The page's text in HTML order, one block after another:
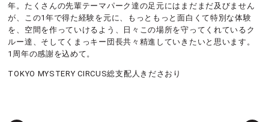
年。たくさんの先輩テーマパーク達の足元にはまだまだ及びません
が、この1年で得た経験を元に、もっともっと面白くて特別な体験
を、空間を作っていけるよう、日々この場所を守ってくれているク
ルー達、そしてくまっキー団長共々精進していきたいと思います。
1周年の感謝を込めて。
TOKYO MYSTERY CIRCUS総支配人きださおり